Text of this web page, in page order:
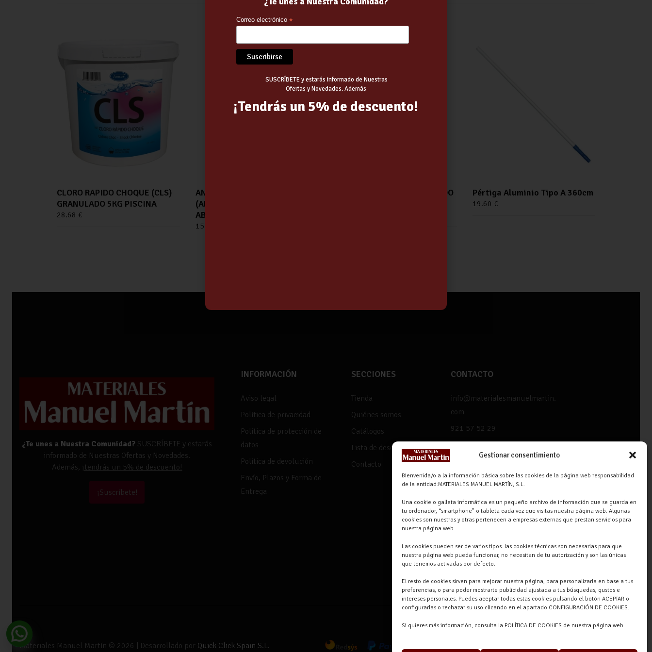
Gestionar consentimiento
Bienvenida/o a la información básica sobre las cookies de la página web responsabilidad
de la entidad:MATERIALES MANUEL MARTÍN, S.L.
Una cookie o galleta informática es un pequeño archivo de información que se guarda en
tu ordenador, “smartphone” o tableta cada vez que visitas nuestra página web. Algunas
cookies son nuestras y otras pertenecen a empresas externas que prestan servicios para
nuestra página web.
Las cookies pueden ser de varios tipos: las cookies técnicas son necesarias para que
nuestra página web pueda funcionar, no necesitan de tu autorización y son las únicas
que tenemos activadas por defecto.
El resto de cookies sirven para mejorar nuestra página, para personalizarla en base a tus
preferencias, o para poder mostrarte publicidad ajustada a tus búsquedas, gustos e
intereses personales. Puedes aceptar todas estas cookies pulsando el botón ACEPTAR o
configurarlas o rechazar su uso clicando en el apartado CONFIGURACIÓN DE COOKIES.
Si quieres más información, consulta la POLÍTICA DE COOKIES de nuestra página web.
CLORO RAPIDO CHOQUE (CLS)
GRANULADO 5KG PISCINA
28.68 €
ANTIALGAS PARA PISCINAS
(ALD) 5L LARGA DURACION
ABRILLANTADOR
15.02
INCREMENTADOR PH+ LIQUIDO
Pértiga Aluminio Tipo A 360cm
19.60 €
¿Te unes a Nuestra Comunidad? SUSCRÍBETE y estarás
informado de Nuestras Ofertas y Novedades.
Además, ¡tendrás un 5% de descuento!
¡Suscríbete!
INFORMACIÓN
Aviso legal
Política de privacidad
Política de protección de
datos
Política de devolución
Envío, Plazos y Forma de
Entrega
SECCIONES
Tienda
Quiénes somos
Catálogos
Lista de deseos
Contacto
CONTACTO
info@materialesmanuelmartin.
com
921 57 52 29
Turégano-Navas de Oro, 47,
40280 Navalmanzano, Segovia,
ESPAÑA
Materiales Manuel Martín © 2026 | Desarrollado por Quick Click Spain S.L.
Correo electrónico *
SUSCRÍBETE y estarás informado de Nuestras
Ofertas y Novedades. Además
¡Tendrás un 5% de descuento!